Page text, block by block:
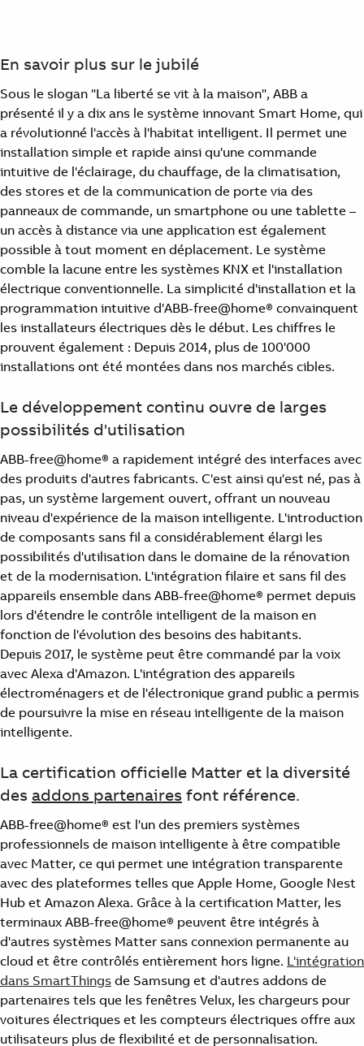
En savoir plus sur le jubilé
Sous le slogan "La liberté se vit à la maison", ABB a
présenté il y a dix ans le système innovant Smart Home, qui
a révolutionné l'accès à l'habitat intelligent. Il permet une
installation simple et rapide ainsi qu'une commande
intuitive de l'éclairage, du chauffage, de la climatisation,
des stores et de la communication de porte via des
panneaux de commande, un smartphone ou une tablette –
un accès à distance via une application est également
possible à tout moment en déplacement. Le système
comble la lacune entre les systèmes KNX et l'installation
électrique conventionnelle. La simplicité d'installation et la
programmation intuitive d'ABB-free@home® convainquent
les installateurs électriques dès le début. Les chiffres le
prouvent également : Depuis 2014, plus de 100'000
installations ont été montées dans nos marchés cibles.
Le développement continu ouvre de larges
possibilités d'utilisation
ABB-free@home® a rapidement intégré des interfaces avec
des produits d'autres fabricants. C'est ainsi qu'est né, pas à
pas, un système largement ouvert, offrant un nouveau
niveau d'expérience de la maison intelligente. L'introduction
de composants sans fil a considérablement élargi les
possibilités d'utilisation dans le domaine de la rénovation
et de la modernisation. L'intégration filaire et sans fil des
appareils ensemble dans ABB-free@home® permet depuis
lors d'étendre le contrôle intelligent de la maison en
fonction de l'évolution des besoins des habitants.
Depuis 2017, le système peut être commandé par la voix
avec Alexa d'Amazon. L'intégration des appareils
électroménagers et de l'électronique grand public a permis
de poursuivre la mise en réseau intelligente de la maison
intelligente.
La certification officielle Matter et la diversité
des addons partenaires font référence.
ABB-free@home® est l'un des premiers systèmes
professionnels de maison intelligente à être compatible
avec Matter, ce qui permet une intégration transparente
avec des plateformes telles que Apple Home, Google Nest
Hub et Amazon Alexa. Grâce à la certification Matter, les
terminaux ABB-free@home® peuvent être intégrés à
d'autres systèmes Matter sans connexion permanente au
cloud et être contrôlés entièrement hors ligne. L'intégration
dans SmartThings de Samsung et d'autres addons de
partenaires tels que les fenêtres Velux, les chargeurs pour
voitures électriques et les compteurs électriques offre aux
utilisateurs plus de flexibilité et de personnalisation.